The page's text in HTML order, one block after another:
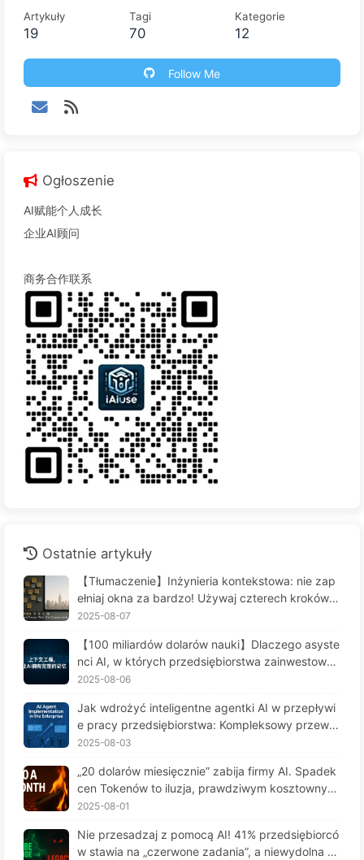
Artykuły
19
Tagi
70
Kategorie
12
Follow Me
Ogłoszenie
AI赋能个人成长
企业AI顾问
商务合作联系
Ostatnie artykuły
【Tłumaczenie】Inżynieria kontekstowa: nie zap
ełniaj okna za bardzo! Używaj czterech kroków d
o zarządzania kontekstem, bądź czujny na zafał
ewnątrz — Uczymy się AI powoli 170
2025-08-07
【100 miliardów dolarów nauki】Dlaczego asyste
nci AI, w których przedsiębiorstwa zainwestował
y fortunę, cierpią na "amnezję" w kluczowych mo
wydajności? — Powoli ucz się AI 169
2025-08-06
Jak wdrożyć inteligentne agentki AI w przepływi
e pracy przedsiębiorstwa: Kompleksowy przewo
dnik wdrożenia na rok 2025 - Powoli ucz się AI16
2025-08-03
„20 dolarów miesięcznie” zabija firmy AI. Spadek
cen Tokenów to iluzja, prawdziwym kosztownym
jest twoja chciwość — powoli ucz się AI164
2025-08-01
Nie przesadzaj z pomocą AI! 41% przedsiębiorcó
w stawia na „czerwone zadania”, a niewydolna te